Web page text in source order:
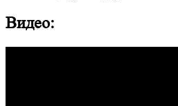
Видео: